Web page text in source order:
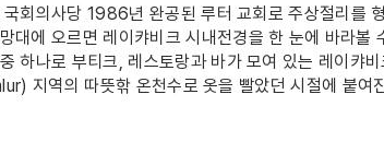
회의사당 1986년 완공된 루터 교회로 주상절리를
대에 오르면 레이캬비크 시내전경을 한 눈에 바라볼
하나로 부티크, 레스토랑과 바가 모여 있는 레이캬
지역의 따뜻핚 온천수로 옷을 빨았던 시절에 붙여